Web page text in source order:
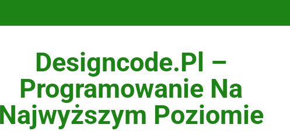
Designcode.pl –
Programowanie Na
Najwyższym Poziomie